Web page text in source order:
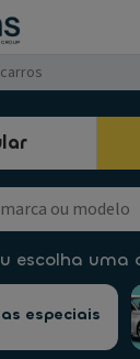
escolha uma
especiais